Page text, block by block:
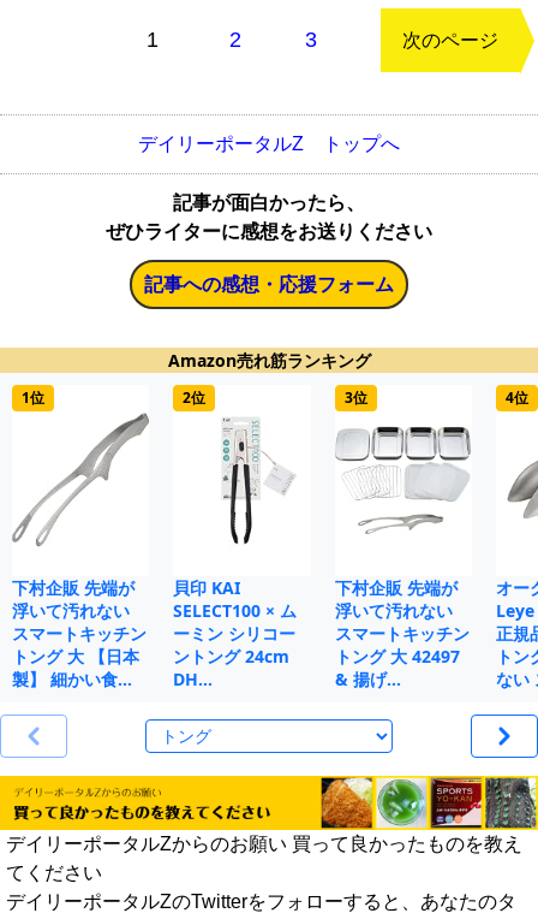
1 2 3 次のページ
デイリーポータルZ トップへ
記事が面白かったら、
ぜひライターに感想をお送りください
記事への感想・応援フォーム
Amazon売れ筋ランキング
1位
下村企販 先端が
浮いて汚れない
スマートキッチン
トング 大 【日本
製】 細かい食…
2位
貝印 KAI
SELECT100 × ム
ーミン シリコー
ントング 24cm
DH…
3位
下村企販 先端が
浮いて汚れない
スマートキッチン
トング 大 42497
& 揚げ…
4位
オー
正規
ト
ない
デイリーポータルZからのお願い 買って良かったものを教え
てください
デイリーポータルZのTwitterをフォローすると、あなたのタ